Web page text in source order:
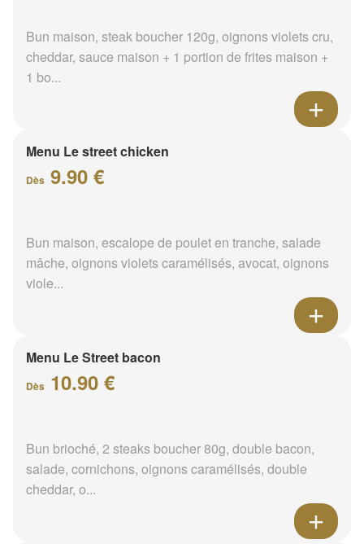
Bun maison, steak boucher 120g, oignons violets cru,
cheddar, sauce maison + 1 portion de frites maison +
1 bo...
Menu Le street chicken
Dès 9.90 €
Bun maison, escalope de poulet en tranche, salade
mâche, oignons violets caramélisés, avocat, oignons
viole...
Menu Le Street bacon
Dès 10.90 €
Bun brioché, 2 steaks boucher 80g, double bacon,
salade, cornichons, oignons caramélisés, double
cheddar, o...